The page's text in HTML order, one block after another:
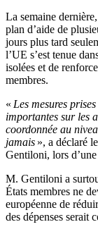
La semaine
plan d’aide de
jours plus tard
l’UE s’est tenue
isolées et de
membres.
« Les mesures
importantes sur les
coordonnée au
jamais », a déclaré
Gentiloni, lors
M. Gentiloni a
États membres ne
européenne de
des dépenses serait